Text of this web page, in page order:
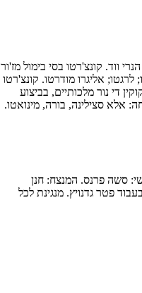
ווד. קונצ'רטו בסי בימול מז'ור
אליגרו מודרטו. קונצ'רטו
זיקוקין די נור מלכותיים, בביצוע
אלא סצילינה, בורה, מינואטו.
סשה פרנס. המנצח: חנן
פטר גדנויץ. מנגינת לכל